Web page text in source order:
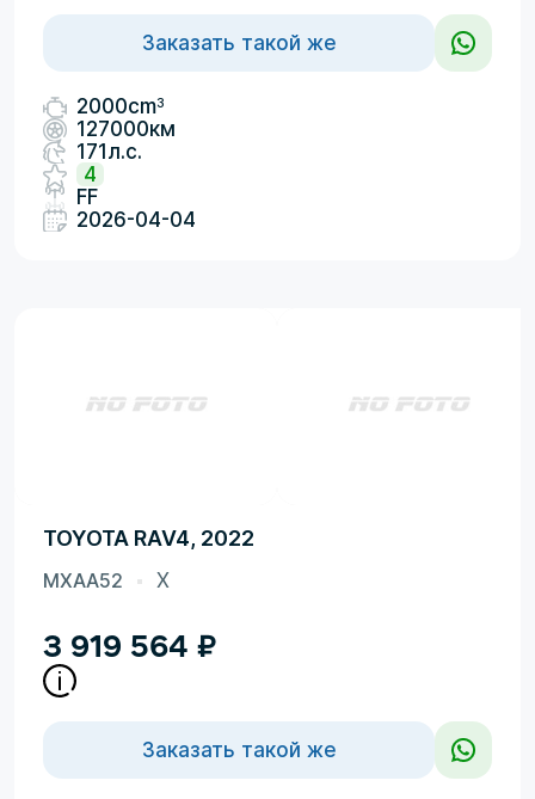
Заказать такой же
2000cm3
127000км
171л.с.
4
FF
2026-04-04
TOYOTA RAV4, 2022
MXAA52 X
3 919 564 ₽
Заказать такой же